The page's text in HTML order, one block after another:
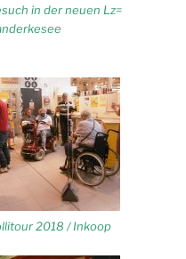
in der neuen Lz=
2018 / Inkoop